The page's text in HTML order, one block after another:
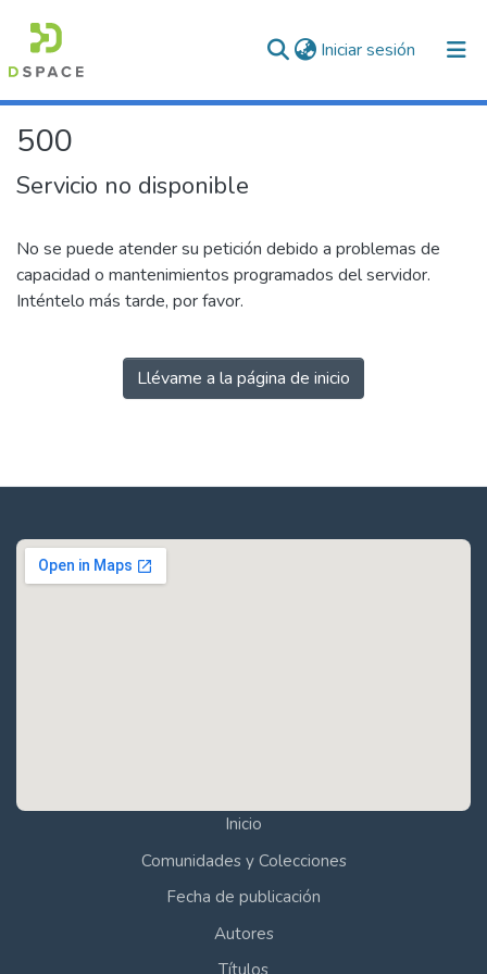
Iniciar sesión (current)
500
Servicio no disponible
No se puede atender su petición debido a problemas de
capacidad o mantenimientos programados del servidor.
Inténtelo más tarde, por favor.
Llévame a la página de inicio
Inicio
Comunidades y Colecciones
Fecha de publicación
Autores